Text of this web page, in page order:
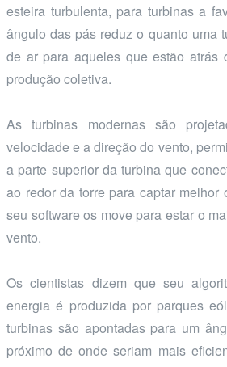
esteira turbulenta, para turbinas a
ângulo das pás reduz o quanto uma
de ar para aqueles que estão atrás
produção coletiva.
As turbinas modernas são
velocidade e a direção do vento,
a parte superior da turbina que
ao redor da torre para captar melhor
seu software os move para estar o
vento.
Os cientistas dizem que seu
energia é produzida por parques
turbinas são apontadas para um
próximo de onde seriam mais